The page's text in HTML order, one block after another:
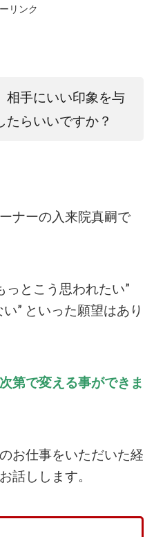
リンク
相手にいい印象を与
たらいいですか？
ナーの入来院真嗣で
っとこう思われたい”
” といった願望はあり
第で変える事ができま
お仕事をいただいた経
話しし ます。